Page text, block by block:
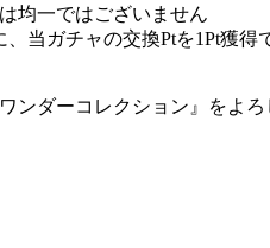
均一ではございません
当ガチャの交換Ptを1Pt獲得
ンダーコレクション』をよろ